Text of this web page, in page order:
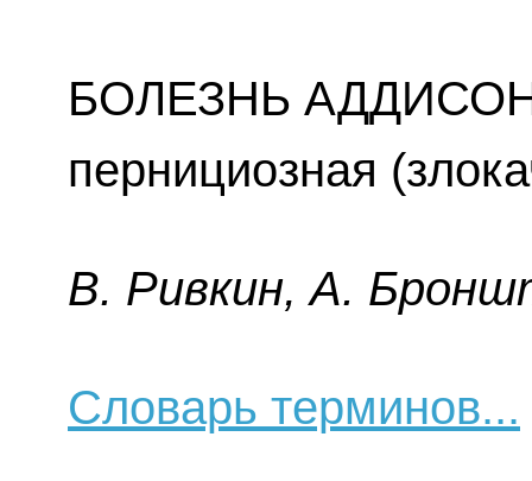
БОЛЕЗНЬ
пернициозная
B. Pивкин, A.
Словарь терминов...